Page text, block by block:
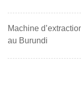
Machine
au Burundi